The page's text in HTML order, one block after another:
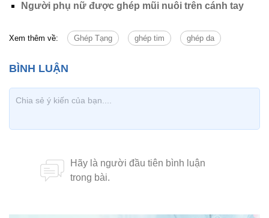
Người phụ nữ được ghép mũi nuôi trên cánh tay
Xem thêm về: Ghép Tạng ghép tim ghép da